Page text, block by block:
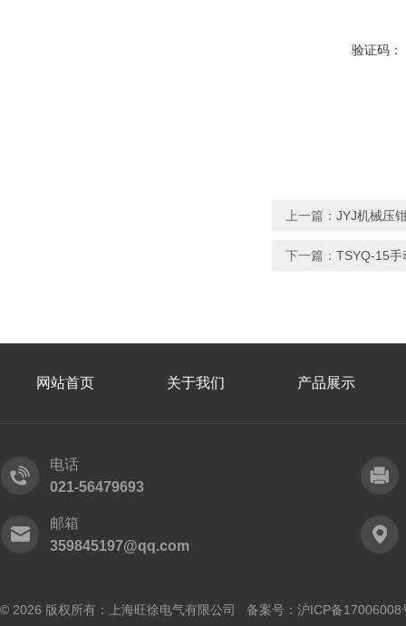
验证码：
上一篇： JYJ机械压
下一篇： TSYQ-15手
网站首页 关于我们 产品展示
电话
021-56479693
邮箱
359845197@qq.com
© 2026 版权所有：上海旺徐电气有限公司 备案号： 沪ICP备17006008